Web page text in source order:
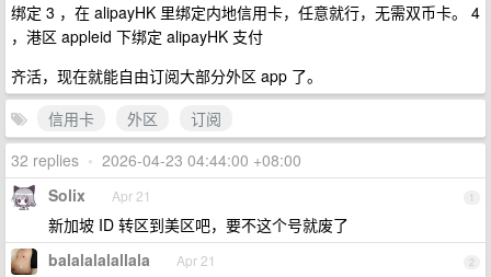
绑定 3 ，在 alipayHK 里绑定内地信用卡，任意就行，无需双币卡。 4
，港区 appleid 下绑定 alipayHK 支付
齐活，现在就能自由订阅大部分外区 app 了。
信用卡
外区
订阅
32 replies • 2026-04-23 04:44:00 +08:00
1
Solix Apr 21
新加坡 ID 转区到美区吧，要不这个号就废了
2
balalalalallala Apr 21